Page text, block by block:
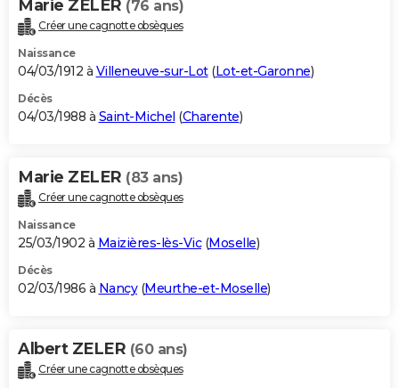
Marie ZELER (76 ans)
Créer une cagnotte obsèques
Naissance
04/03/1912 à Villeneuve-sur-Lot(Lot-et-Garonne)
Décès
04/03/1988 à Saint-Michel (Charente)
Marie ZELER (83 ans)
Créer une cagnotte obsèques
Naissance
25/03/1902 à Maizières-lès-Vic(Moselle)
Décès
02/03/1986 à Nancy(Meurthe-et-Moselle)
Albert ZELER (60 ans)
Créer une cagnotte obsèques